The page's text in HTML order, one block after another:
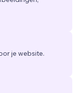
je website.